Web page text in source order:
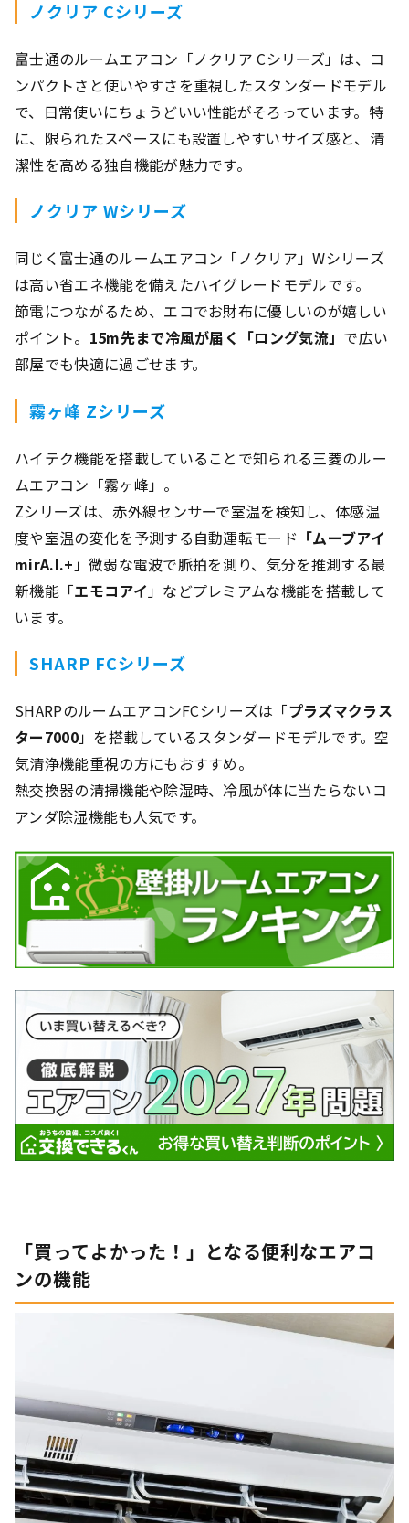
ノクリア Cシリーズ
富士通のルームエアコン「ノクリア Cシリーズ」は、コ
ンパクトさと使いやすさを重視したスタンダードモデル
で、日常使いにちょうどいい性能がそろっています。特
に、限られたスペースにも設置しやすいサイズ感と、清
潔性を高める独自機能が魅力です。
ノクリア Wシリーズ
同じく富士通のルームエアコン「ノクリア」Wシリーズ
は高い省エネ機能を備えたハイグレードモデルです。
節電につながるため、エコでお財布に優しいのが嬉しい
ポイント。 15m先まで冷風が届く「ロング気流」 で広い
部屋でも快適に過ごせます。
霧ヶ峰 Zシリーズ
ハイテク機能を搭載していることで知られる三菱のルー
ムエアコン「霧ヶ峰」。
Zシリーズは、赤外線センサーで室温を検知し、体感温
度や室温の変化を予測する自動運転モード 「ムーブアイ
mirA.I.+」 微弱な電波で脈拍を測り、気分を推測する最
新機能「エモコアイ」などプレミアムな機能を搭載して
います。
SHARP FCシリーズ
SHARPのルームエアコンFCシリーズは「プラズマクラス
ター7000」を搭載しているスタンダードモデルです。空
気清浄機能重視の方にもおすすめ。
熱交換器の清掃機能や除湿時、冷風が体に当たらないコ
アンダ除湿機能も人気です。
「買ってよかった！」となる便利なエアコ
ンの機能